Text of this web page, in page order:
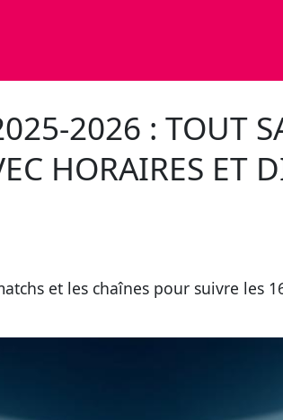
2026 : TOUT
HORAIRES ET
et les chaînes pour suivre les